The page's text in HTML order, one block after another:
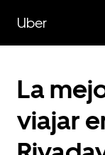
contenido
principal
Uber
La
viajar